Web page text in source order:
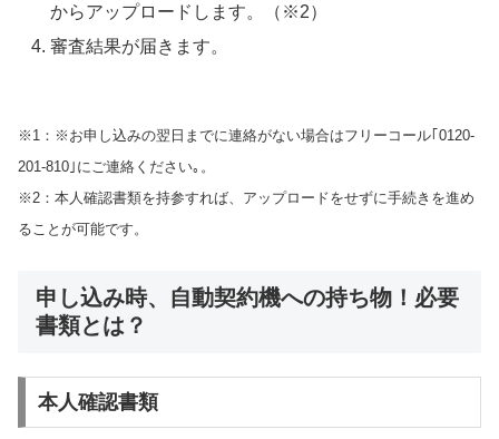
からアップロードします。（※2）
審査結果が届きます。
※1：※お申し込みの翌日までに連絡がない場合はフリーコール｢0120-
201-810｣にご連絡ください｡。
※2：本人確認書類を持参すれば、アップロードをせずに手続きを進め
ることが可能です。
申し込み時、自動契約機への持ち物！必要
書類とは？
本人確認書類